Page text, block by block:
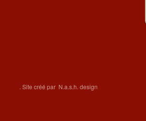
. Site créé par N.a.s.h. design